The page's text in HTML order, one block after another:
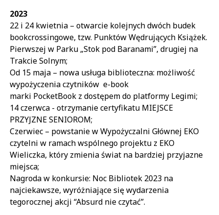
2023
22 i 24 kwietnia – otwarcie kolejnych dwóch budek
bookcrossingowe, tzw. Punktów Wędrujących Książek.
Pierwszej w Parku „Stok pod Baranami”, drugiej na
Trakcie Solnym;
Od 15 maja – nowa usługa biblioteczna: możliwość
wypożyczenia czytników e-book
marki PocketBook z dostępem do platformy Legimi;
14 czerwca - otrzymanie certyfikatu MIEJSCE
PRZYJZNE SENIOROM;
Czerwiec – powstanie w Wypożyczalni Głównej EKO
czytelni w ramach wspólnego projektu z EKO
Wieliczka, który zmienia świat na bardziej przyjazne
miejsca;
Nagroda w konkursie: Noc Bibliotek 2023 na
najciekawsze, wyróżniające się wydarzenia
tegorocznej akcji “Absurd nie czytać”.